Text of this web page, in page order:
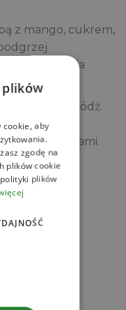
z mango, cukrem,
z ognia
i schłódź.
oraz pistacjami.
plików
cookie, aby
zgodę na
plików cookie
plików